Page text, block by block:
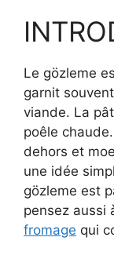
Le gözleme
garnit
viande. La
poêle
dehors et
une idée
gözleme est
pensez aussi
fromage qui